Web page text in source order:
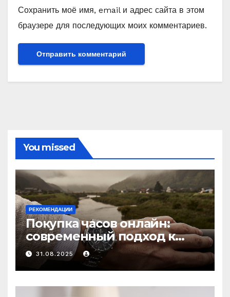
Сохранить моё имя, email и адрес сайта в этом
браузере для последующих моих комментариев.
You missed
РЕКОМЕНДАЦИИ
Покупка часов онлайн:
современный подход к
выбору аксессуаров
31.08.2025